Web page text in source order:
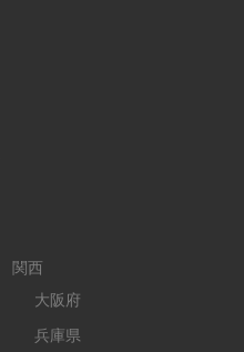
関西
大阪府
兵庫県